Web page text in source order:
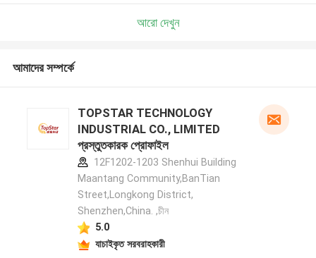
আরো দেখুন
আমাদের সম্পর্কে
TOPSTAR TECHNOLOGY
INDUSTRIAL CO., LIMITED
প্রস্তুতকারক প্রোফাইল
12F1202-1203 Shenhui Building
Maantang Community,BanTian
Street,Longkong District,
Shenzhen,China. ,চীন
5.0
যাচাইকৃত সরবরাহকারী